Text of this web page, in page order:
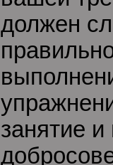
должен
занятие